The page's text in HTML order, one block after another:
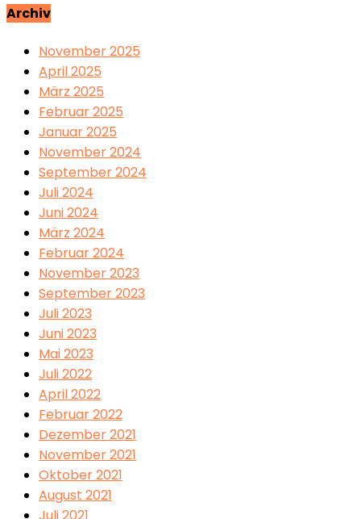
Archiv
November 2025
April 2025
März 2025
Februar 2025
Januar 2025
November 2024
September 2024
Juli 2024
Juni 2024
März 2024
Februar 2024
November 2023
September 2023
Juli 2023
Juni 2023
Mai 2023
Juli 2022
April 2022
Februar 2022
Dezember 2021
November 2021
Oktober 2021
August 2021
Juli 2021